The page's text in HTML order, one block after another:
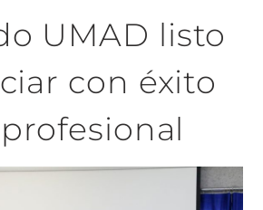
UMAD listo
con éxito